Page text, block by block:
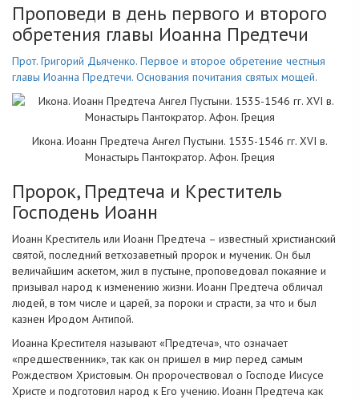
Проповеди в день первого и второго
обретения главы Иоанна Предтечи
Прот. Григорий Дьяченко. Первое и второе обретение честныя
главы Иоанна Предтечи. Основания почитания святых мощей.
Икона. Иоанн Предтеча Ангел Пустыни. 1535-1546 гг. XVI в.
Монастырь Пантократор. Афон. Греция
Пророк, Предтеча и Креститель
Господень Иоанн
Иоанн Креститель или Иоанн Предтеча – известный христианский
святой, последний ветхозаветный пророк и мученик. Он был
величайшим аскетом, жил в пустыне, проповедовал покаяние и
призывал народ к изменению жизни. Иоанн Предтеча обличал
людей, в том числе и царей, за пороки и страсти, за что и был
казнен Иродом Антипой.
Иоанна Крестителя называют «Предтеча», что означает
«предшественник», так как он пришел в мир перед самым
Рождеством Христовым. Он пророчествовал о Господе Иисусе
Христе и подготовил народ к Его учению. Иоанн Предтеча как